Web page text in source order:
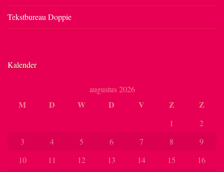
Tekstbureau Doppie
Kalender
augustus 2026
M D W D V Z Z
1
2
3
4 5 6 7 8
9
10
11 12 13 14 15 16